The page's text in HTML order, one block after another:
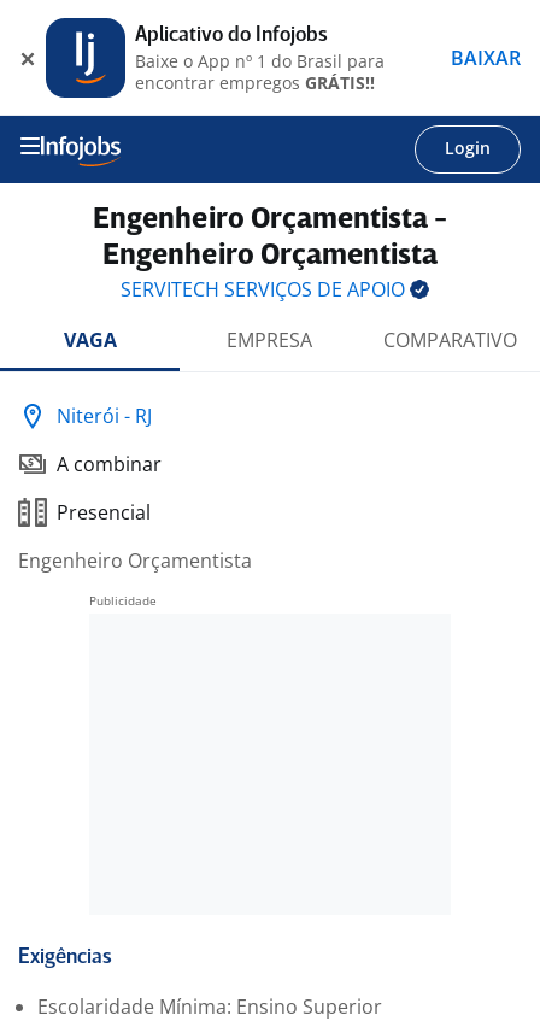
Login
Engenheiro Orçamentista -
Engenheiro Orçamentista
SERVITECH SERVIÇOS DE APOIO
VAGA
EMPRESA COMPARATIVO
Niterói - RJ
A combinar
Presencial
Engenheiro Orçamentista
Exigências
Escolaridade Mínima: Ensino Superior
Aplicativo do Infojobs
Baixe o App nº 1 do Brasil para
encontrar empregos GRÁTIS!!
BAIXAR